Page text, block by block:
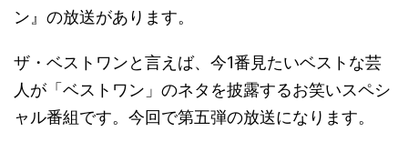
ン』の放送があります。
ザ・ベストワンと言えば、今1番見たいベストな芸
人が「ベストワン」のネタを披露するお笑いスペシ
ャル番組です。今回で第五弾の放送になります。